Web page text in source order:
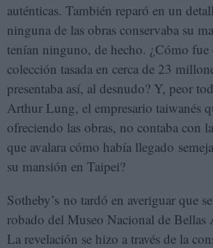
auténticas. También reparó en un
ninguna de las obras conservaba su
tenían ninguno, de hecho. ¿Cómo fue
colección tasada en cerca de 23
presentaba así, al desnudo? Y, peor
Arthur Lung, el empresario taiwanés
ofreciendo las obras, no contaba con
que avalara cómo había llegado
su mansión en Taipei?
Sotheby’s no tardó en averiguar que
robado del Museo Nacional de Bellas
La revelación se hizo a través de la